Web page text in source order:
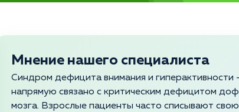
Мнение нашего специалиста
Синдром дефицита внимания и гиперактивности
напрямую связано с критическим дефицитом
мозга. Взрослые пациенты часто списывают свою